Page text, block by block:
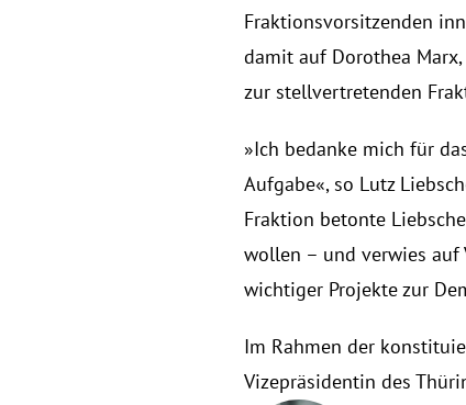
Fraktionsvorsitzenden
damit auf Dorothea
zur stellvertretenden
»Ich bedanke mich für
Aufgabe«, so Lutz
Fraktion betonte
wollen – und verwies auf
wichtiger Projekte zur
Im Rahmen der
Vizepräsidentin des